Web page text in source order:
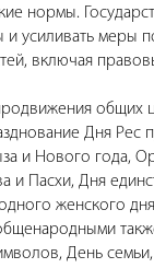
нормы.
и усиливать меры
включая
общих
Дня Рес
и Нового года,
и Пасхи, Дня
женского
День